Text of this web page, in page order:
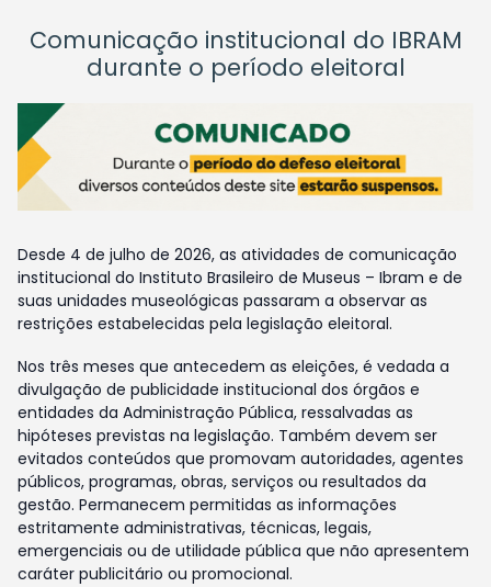
Comunicação institucional do IBRAM
durante o período eleitoral
Desde 4 de julho de 2026, as atividades de comunicação
institucional do Instituto Brasileiro de Museus – Ibram e de
suas unidades museológicas passaram a observar as
restrições estabelecidas pela legislação eleitoral.
Nos três meses que antecedem as eleições, é vedada a
divulgação de publicidade institucional dos órgãos e
entidades da Administração Pública, ressalvadas as
hipóteses previstas na legislação. Também devem ser
evitados conteúdos que promovam autoridades, agentes
públicos, programas, obras, serviços ou resultados da
gestão. Permanecem permitidas as informações
estritamente administrativas, técnicas, legais,
emergenciais ou de utilidade pública que não apresentem
caráter publicitário ou promocional.